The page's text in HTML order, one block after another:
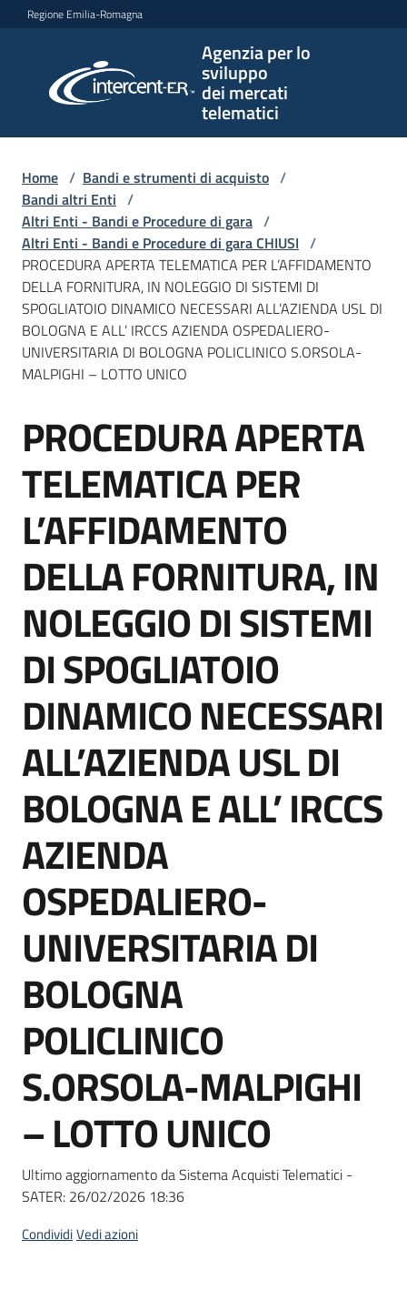
Vai al contenuto
Vai alla navigazione
Vai al footer
Regione Emilia-Romagna
Agenzia per lo
sviluppo
dei mercati
telematici
per lo
sviluppo
telematici
L'Agenzia
Bandi
e
strumenti
acquisto
Supporto
Piattaforme
telematiche
English
site
Seguici
su
Home / Bandi e strumenti di acquisto /
Bandi altri Enti /
Altri Enti - Bandi e Procedure di gara /
Altri Enti - Bandi e Procedure di gara CHIUSI /
PROCEDURA APERTA TELEMATICA PER L’AFFIDAMENTO
DELLA FORNITURA, IN NOLEGGIO DI SISTEMI DI
SPOGLIATOIO DINAMICO NECESSARI ALL’AZIENDA USL DI
BOLOGNA E ALL’ IRCCS AZIENDA OSPEDALIERO-
UNIVERSITARIA DI BOLOGNA POLICLINICO S.ORSOLA-
MALPIGHI – LOTTO UNICO
Salta al contenuto
PROCEDURA APERTA
TELEMATICA PER
L’AFFIDAMENTO
DELLA FORNITURA, IN
NOLEGGIO DI SISTEMI
DI SPOGLIATOIO
DINAMICO NECESSARI
ALL’AZIENDA USL DI
BOLOGNA E ALL’ IRCCS
AZIENDA
OSPEDALIERO-
UNIVERSITARIA DI
BOLOGNA
POLICLINICO
S.ORSOLA-MALPIGHI
– LOTTO UNICO
Ultimo aggiornamento da Sistema Acquisti Telematici -
SATER: 26/02/2026 18:36
CondividiVedi azioni